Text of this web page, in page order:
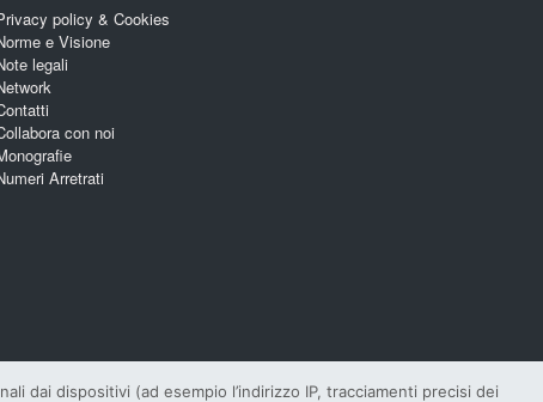
policy & Cookies
e Visione
legali
con noi
Arretrati
dai dispositivi (ad esempio l’indirizzo IP, tracciamenti precisi dei